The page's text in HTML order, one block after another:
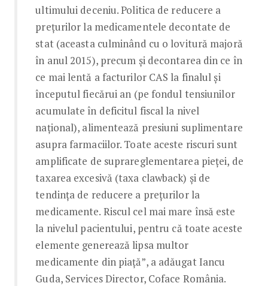
ultimului deceniu. Politica de reducere a
prețurilor la medicamentele decontate de
stat (aceasta culminând cu o lovitură majoră
în anul 2015), precum și decontarea din ce în
ce mai lentă a facturilor CAS la finalul și
începutul fiecărui an (pe fondul tensiunilor
acumulate în deficitul fiscal la nivel
național), alimentează presiuni suplimentare
asupra farmaciilor. Toate aceste riscuri sunt
amplificate de suprareglementarea pieței, de
taxarea excesivă (taxa clawback) și de
tendința de reducere a prețurilor la
medicamente. Riscul cel mai mare însă este
la nivelul pacientului, pentru că toate aceste
elemente generează lipsa multor
medicamente din piață”, a adăugat Iancu
Guda, Services Director, Coface România.